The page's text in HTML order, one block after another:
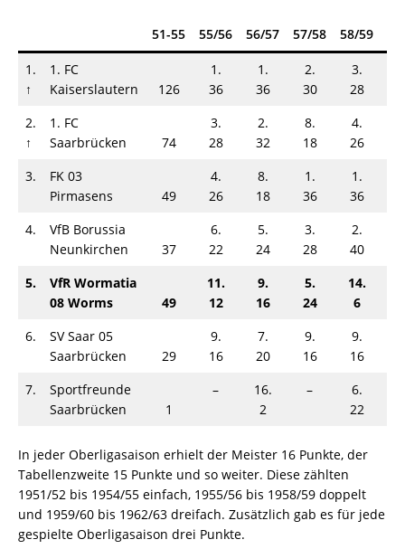
51-55 55/56 56/57 57/58 58/59
1.
↑
1. FC
Kaiserslautern
126
1.
36
1.
36
2.
30
3.
28
2.
↑
1. FC
Saarbrücken
74
3.
28
2.
32
8.
18
4.
26
3.
FK 03
Pirmasens
49
4.
26
8.
18
1.
36
1.
36
4.
VfB Borussia
Neunkirchen
37
6.
22
5.
24
3.
28
2.
40
5.
VfR Wormatia
08 Worms
49
11.
12
9.
16
5.
24
14.
6
6.
SV Saar 05
Saarbrücken
29
9.
16
7.
20
9.
16
9.
16
7.
Sportfreunde
Saarbrücken
1
–
16.
2
–
6.
22
In jeder Oberligasaison erhielt der Meister 16 Punkte, der
Tabellenzweite 15 Punkte und so weiter. Diese zählten
1951/52 bis 1954/55 einfach, 1955/56 bis 1958/59 doppelt
und 1959/60 bis 1962/63 dreifach. Zusätzlich gab es für jede
gespielte Oberligasaison drei Punkte.